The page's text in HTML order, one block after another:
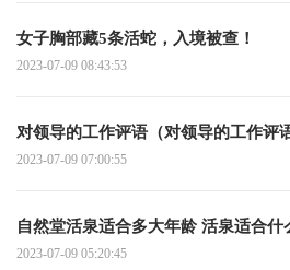
女子胸部藏5条活蛇，入境被查！
2023-07-09 08:43:53
对领导的工作评语（对领导的工作评
2023-07-09 07:00:55
自然堂活泉适合多大年龄 活泉适合什
2023-07-09 05:20:45